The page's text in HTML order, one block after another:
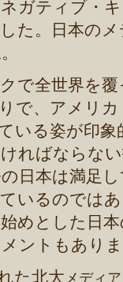
ガティブ・
た。日本の
で全世界を
で、アメリ
いる姿が印
ればならな
日本は満足
いるのでは
めとした日
ントもあり
た北大メディ